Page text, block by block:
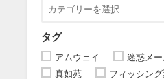
タグ
アムウェイ
迷惑メー
真如苑
フィッシング